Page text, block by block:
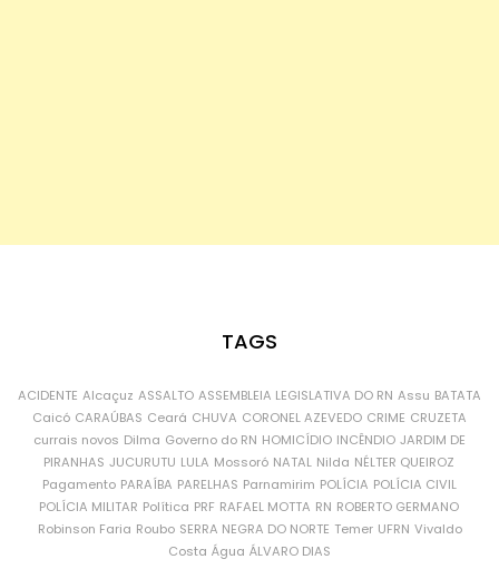
TAGS
ACIDENTE Alcaçuz ASSALTO ASSEMBLEIA LEGISLATIVA DO RN Assu BATATA
Caicó CARAÚBAS Ceará CHUVA CORONEL AZEVEDO CRIME CRUZETA
currais novos Dilma Governo do RN HOMICÍDIO INCÊNDIO JARDIM DE
PIRANHAS JUCURUTU LULA Mossoró NATAL Nilda NÉLTER QUEIROZ
Pagamento PARAÍBA PARELHAS Parnamirim POLÍCIA POLÍCIA CIVIL
POLÍCIA MILITAR Política PRF RAFAEL MOTTA RN ROBERTO GERMANO
Robinson Faria Roubo SERRA NEGRA DO NORTE Temer UFRN Vivaldo
Costa Água ÁLVARO DIAS